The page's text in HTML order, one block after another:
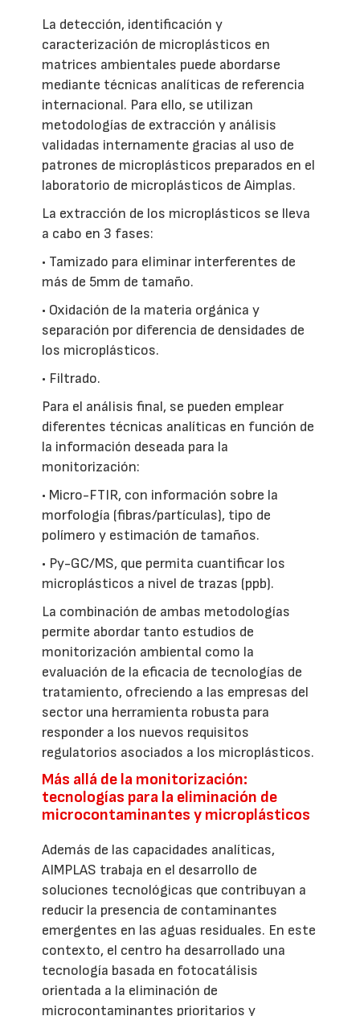
La detección, identificación y
caracterización de microplásticos en
matrices ambientales puede abordarse
mediante técnicas analíticas de referencia
internacional. Para ello, se utilizan
metodologías de extracción y análisis
validadas internamente gracias al uso de
patrones de microplásticos preparados en el
laboratorio de microplásticos de Aimplas.
La extracción de los microplásticos se lleva
a cabo en 3 fases:
• Tamizado para eliminar interferentes de
más de 5mm de tamaño.
• Oxidación de la materia orgánica y
separación por diferencia de densidades de
los microplásticos.
• Filtrado.
Para el análisis final, se pueden emplear
diferentes técnicas analíticas en función de
la información deseada para la
monitorización:
• Micro-FTIR, con información sobre la
morfología (fibras/partículas), tipo de
polímero y estimación de tamaños.
• Py-GC/MS, que permita cuantificar los
microplásticos a nivel de trazas (ppb).
La combinación de ambas metodologías
permite abordar tanto estudios de
monitorización ambiental como la
evaluación de la eficacia de tecnologías de
tratamiento, ofreciendo a las empresas del
sector una herramienta robusta para
responder a los nuevos requisitos
regulatorios asociados a los microplásticos.
Más allá de la monitorización:
tecnologías para la eliminación de
microcontaminantes y microplásticos
Además de las capacidades analíticas,
AIMPLAS trabaja en el desarrollo de
soluciones tecnológicas que contribuyan a
reducir la presencia de contaminantes
emergentes en las aguas residuales. En este
contexto, el centro ha desarrollado una
tecnología basada en fotocatálisis
orientada a la eliminación de
microcontaminantes prioritarios y